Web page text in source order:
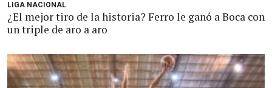
LIGA NACIONAL
¿El mejor tiro de la historia? Ferro le ganó a Boca con
un triple de aro a aro